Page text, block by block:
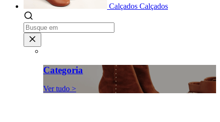
Calçados Calçados
Categoria
Ver tudo >